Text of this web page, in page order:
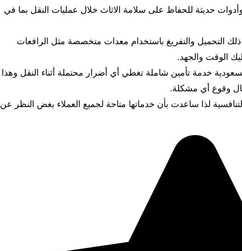
حديثة للحفاظ على سلامة الاثاث خلال عمليات النقل بما في
التحميل والتفريغ باستخدام معدات متخصصة مثل الرافعات
الوقت والجهد.
خدمة تأمين شاملة تغطي أي أضرار محتملة أثناء النقل وهذا
وقوع أي مشكلة.
لذا ساعدت بأن خدماتها متاحة لجميع العملاء بغض النظر عن